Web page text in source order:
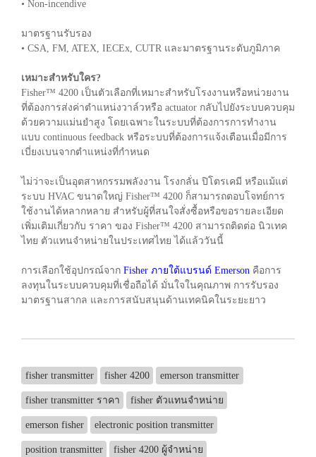
• Non-incendive
มาตรฐานรับรอง
• CSA, FM, ATEX, IECEx, CUTR และมาตรฐานระดับภูมิภาค
เหมาะสำหรับใคร?
Fisher™ 4200 เป็นตัวเลือกที่เหมาะสำหรับโรงงานหรือหน่วยงาน
ที่ต้องการส่งค่าตำแหน่งวาล์วหรือ actuator กลับไปยังระบบควบคุม
ด้วยความแม่นยำสูง โดยเฉพาะในระบบที่ต้องการการทำงาน
แบบ continuous feedback หรือระบบที่ต้องการแจ้งเตือนเมื่อมีการ
เบี่ยงเบนจากตำแหน่งที่กำหนด
ไม่ว่าจะเป็นอุตสาหกรรมพลังงาน โรงกลั่น ปิโตรเคมี หรือแม้แต่
ระบบ HVAC ขนาดใหญ่ Fisher™ 4200 ก็สามารถตอบโจทย์การ
ใช้งานได้หลากหลาย สำหรับผู้ที่สนใจสั่งซื้อหรือขอรายละเอียด
เพิ่มเติมเกี่ยวกับ ราคา ของ Fisher™ 4200 สามารถติดต่อ นิวเทค
ไทย ตัวแทนจำหน่ายในประเทศไทย ได้แล้ววันนี้
การเลือกใช้อุปกรณ์จาก Fisher ภายใต้แบรนด์ Emerson คือการ
ลงทุนในระบบควบคุมที่เชื่อถือได้ มั่นใจในคุณภาพ การรับรอง
มาตรฐานสากล และการสนับสนุนด้านเทคนิคในระยะยาว
fisher transmitter fisher 4200 emerson transmitter
fisher transmitter ราคา fisher ตัวแทนจำหน่าย
emerson fisher electronic position transmitter
position transmitter fisher 4200 ผู้จำหน่าย